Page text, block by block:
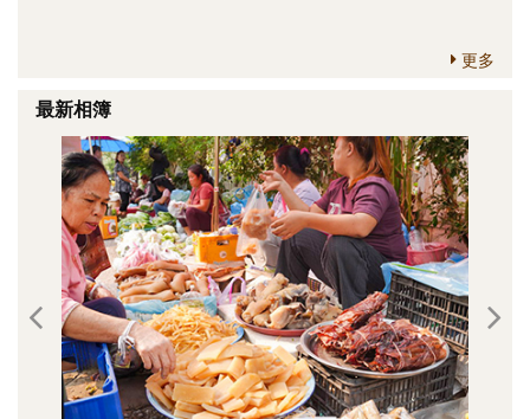
更多
最新相簿